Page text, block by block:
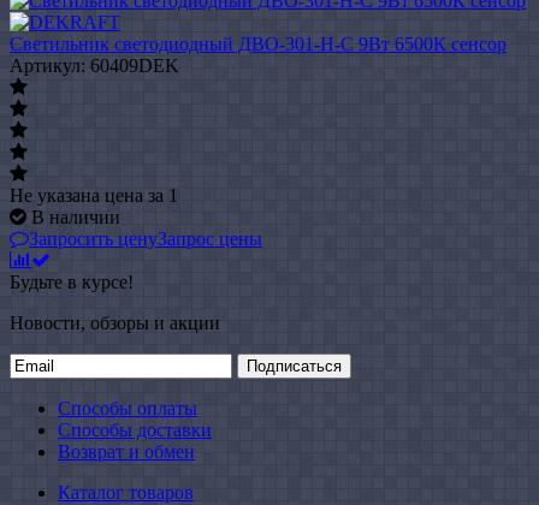
Светильник светодиодный ДВО-301-Н-С 9Вт 6500К сенсор
Артикул: 60409DEK
Не указана цена за 1
В наличии
Запросить ценуЗапрос цены
Будьте в курсе!
Новости, обзоры и акции
Подписаться
Способы оплаты
Способы доставки
Возврат и обмен
Каталог товаров